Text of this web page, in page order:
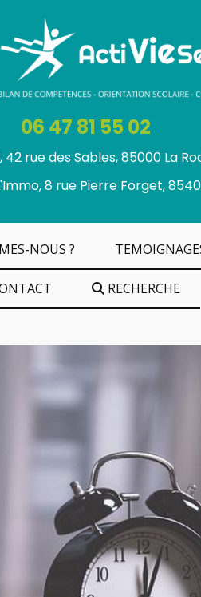
06 47 81 55 02
42 rue des Sables, 85000 La
8 rue Pierre Forget,
NOUS ?
RECHERCHE